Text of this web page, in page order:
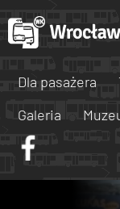
Dla pasażera
Galeria